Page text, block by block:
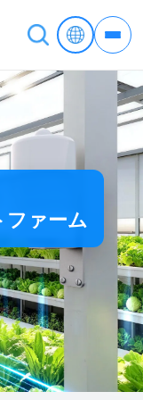
ファーム